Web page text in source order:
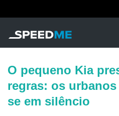
O pequeno Kia
regras: os
se em silêncio